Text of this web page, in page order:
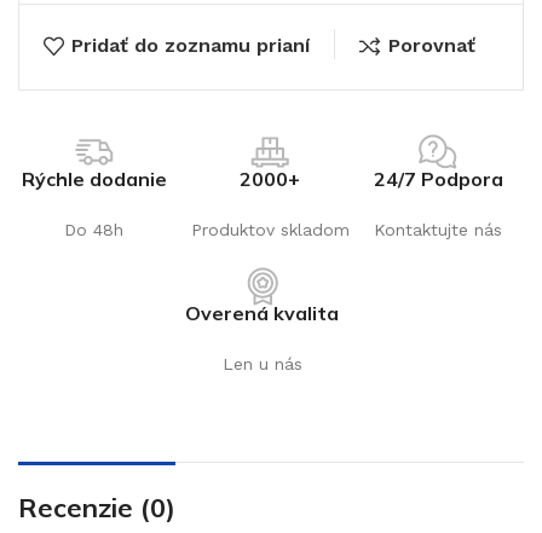
Pridať do zoznamu prianí Porovnať
Rýchle dodanie
Do 48h
2000+
Produktov skladom
24/7 Podpora
Kontaktujte nás
Overená kvalita
Len u nás
Recenzie (0)